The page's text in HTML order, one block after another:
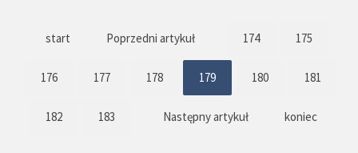
start Poprzedni artykuł 174 175
176 177 178 179 180 181
182 183 Następny artykuł koniec